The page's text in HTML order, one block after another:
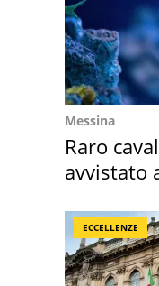
Messina
Raro
avvistato
ECCELLENZE